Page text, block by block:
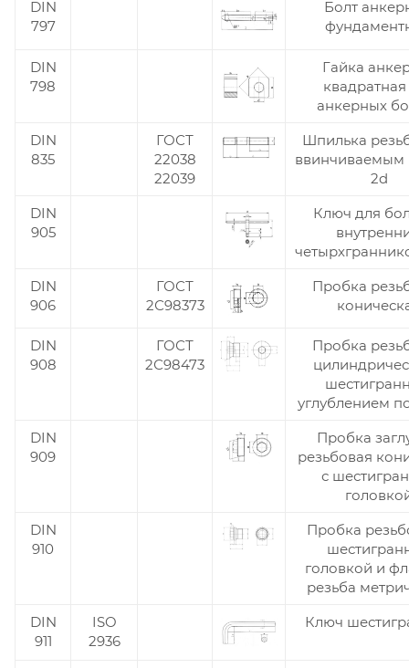
DIN
797
Болт
DIN
798
Гайка
анкерных
DIN
835
ГОСТ
22038
22039
Шпилька
ввинчиваемым
2d
DIN
905
Ключ для
DIN
906
ГОСТ
2С98373
Пробка
DIN
908
ГОСТ
2С98473
Пробка
углублением
DIN
909
Пробка
резьбовая
с
DIN
910
Пробка
головкой и
резьба
DIN
911
ISO
2936
Ключ